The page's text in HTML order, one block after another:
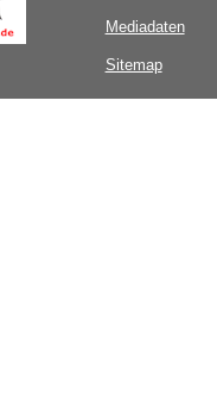
Mediadaten
Sitemap